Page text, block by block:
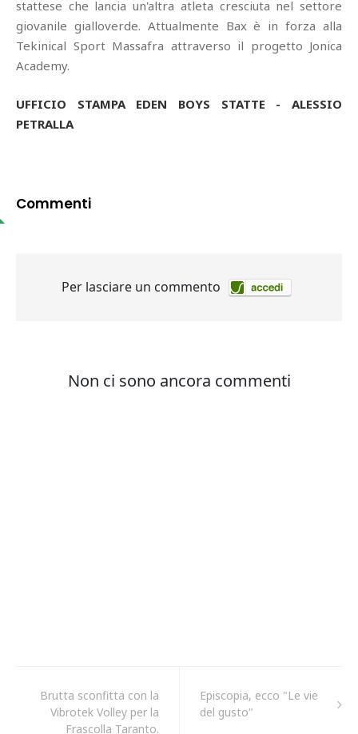
stattese che lancia un'altra atleta cresciuta nel settore
giovanile gialloverde. Attualmente Bax è in forza alla
Tekinical Sport Massafra attraverso il progetto Jonica
Academy.
UFFICIO STAMPA EDEN BOYS STATTE - ALESSIO
PETRALLA
Commenti
Brutta sconfitta con la
Vibrotek Volley per la
Frascolla Taranto.
Episcopia, ecco "Le vie
del gusto"